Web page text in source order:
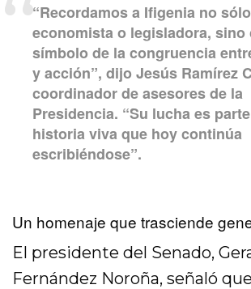
“Recordamos a Ifigenia no
economista o legisladora, sino
símbolo de la congruencia
y acción”, dijo Jesús Ramírez
coordinador de asesores de la
Presidencia. “Su lucha es
historia viva que hoy continúa
escribiéndose”.
Un homenaje que trasciende
El presidente del Senado,
Fernández Noroña, señaló